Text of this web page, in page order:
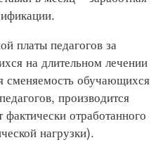
платы педагогов за
на длительном лечении
сменяемость обучающихся
производится
отработанного
нагрузки).